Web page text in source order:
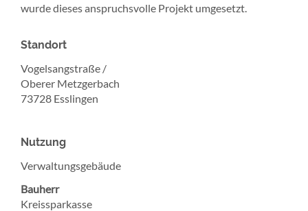
wurde dieses anspruchsvolle Projekt umgesetzt.
Standort
Vogelsangstraße /
Oberer Metzgerbach
73728 Esslingen
Nutzung
Verwaltungsgebäude
Bauherr
Kreissparkasse